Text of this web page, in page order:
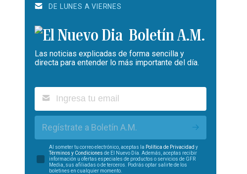
DE LUNES A VIERNES
Boletín A.M.
Las noticias explicadas de forma sencilla y
directa para entender lo más importante del día.
Regístrate a Boletín A.M.
Al someter tu correo electrónico, aceptas la Política de Privacidad y
Términos y Condiciones de El Nuevo Día. Además, aceptas recibir
información u ofertas especiales de productos o servicios de GFR
Media, sus afiliadas o de terceros. Podrás optar salirte de los
boletines en cualquier momento.